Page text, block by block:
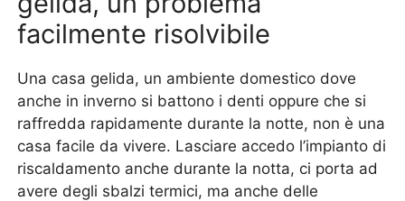
facilmente risolvibile
Una casa gelida, un ambiente domestico dove
anche in inverno si battono i denti oppure che si
raffredda rapidamente durante la notte, non è una
casa facile da vivere. Lasciare accedo l’impianto di
riscaldamento anche durante la notta, ci porta ad
avere degli sbalzi termici, ma anche delle